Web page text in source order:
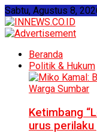
Sabtu, Agustus 8,
Beranda
Politik & Hukum
Ketimbang
urus